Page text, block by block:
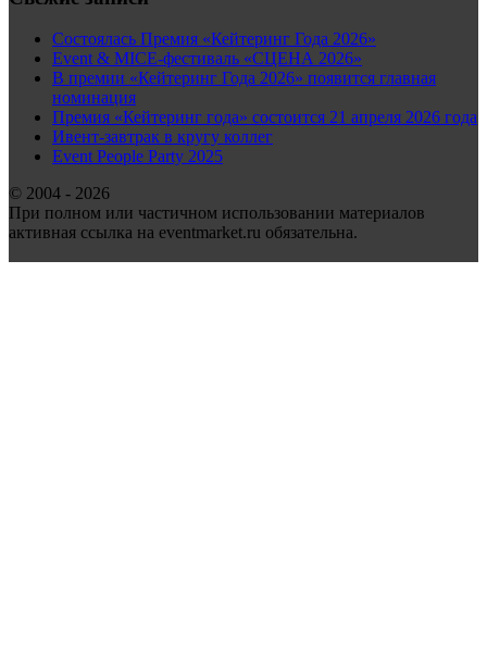
Состоялась Премия «Кейтеринг Года 2026»
Event & MICE-фестиваль «СЦЕНА 2026»
В премии «Кейтеринг Года 2026» появится главная
номинация
Премия «Кейтеринг года» состоится 21 апреля 2026 года
Ивент-завтрак в кругу коллег
Event People Party 2025
© 2004 - 2026
При полном или частичном использовании материалов
активная ссылка на eventmarket.ru обязательна.